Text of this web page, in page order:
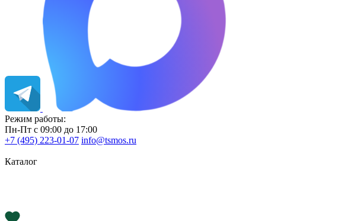
Режим работы:
Пн-Пт с 09:00 до 17:00
+7 (495) 223-01-07 info@tsmos.ru
Каталог